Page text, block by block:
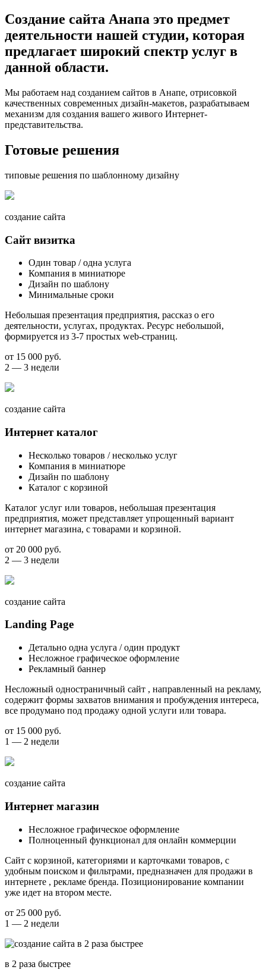
Создание сайта Анапа это предмет
деятельности нашей студии, которая
предлагает широкий спектр услуг в
данной области.
Мы работаем над созданием сайтов в Анапе, отрисовкой
качественных современных дизайн-макетов, разрабатываем
механизм для создания вашего живого Интернет-
представительства.
Готовые решения
типовые решения по шаблонному дизайну
создание сайта
Сайт визитка
Один товар / одна услуга
Компания в миниатюре
Дизайн по шаблону
Минимальные сроки
Небольшая презентация предприятия, рассказ о его
деятельности, услугах, продуктах. Ресурс небольшой,
формируется из 3-7 простых web-страниц.
от 15 000 руб.
2 — 3 недели
создание сайта
Интернет каталог
Несколько товаров / несколько услуг
Компания в миниатюре
Дизайн по шаблону
Каталог с корзиной
Каталог услуг или товаров, небольшая презентация
предприятия, может представляет упрощенный вариант
интернет магазина, с товарами и корзиной.
от 20 000 руб.
2 — 3 недели
создание сайта
Landing Page
Детально одна услуга / один продукт
Несложное графическое оформление
Рекламный баннер
Несложный одностраничный сайт , направленный на рекламу,
содержит формы захватов внимания и пробуждения интереса,
все продумано под продажу одной услуги или товара.
от 15 000 руб.
1 — 2 недели
создание сайта
Интернет магазин
Несложное графическое оформление
Полноценный функционал для онлайн коммерции
Сайт с корзиной, категориями и карточками товаров, с
удобным поиском и фильтрами, предназначен для продажи в
интернете , рекламе бренда. Позиционирование компании
уже идет на втором месте.
от 25 000 руб.
1 — 2 недели
в 2 раза быстрее